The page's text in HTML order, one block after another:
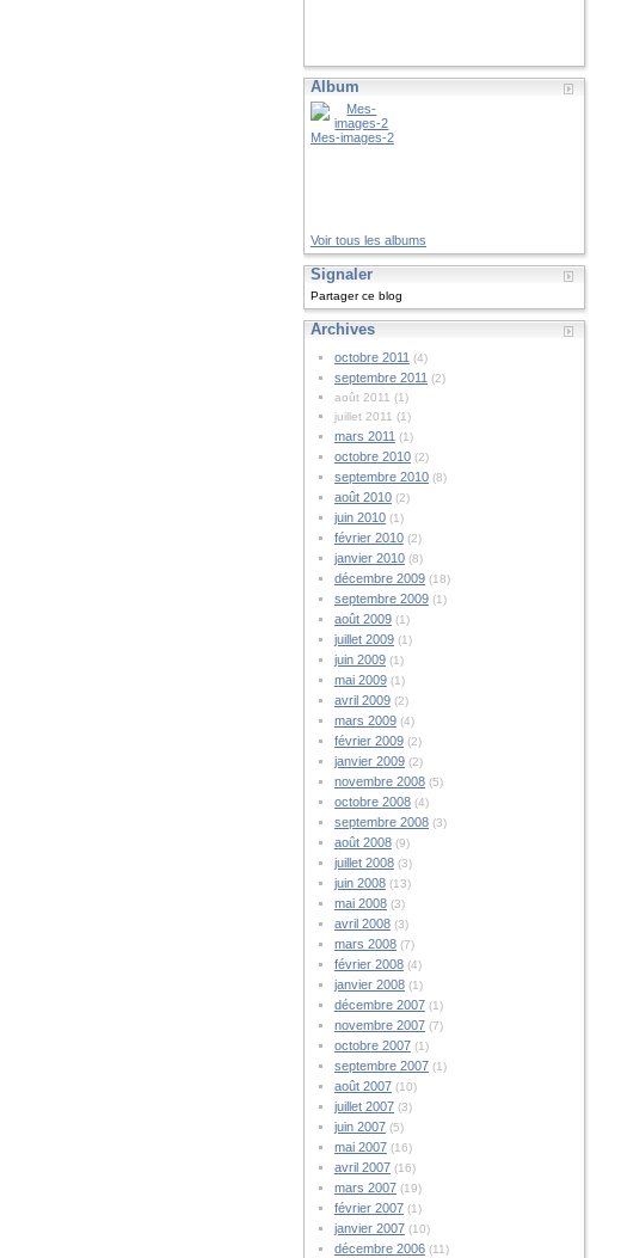
Album
Mes-images-2
Voir tous les albums
Signaler
Partager ce blog
Archives
octobre 2011 (4)
septembre 2011 (2)
août 2011 (1)
juillet 2011 (1)
mars 2011 (1)
octobre 2010(2)
septembre 2010(8)
août 2010(2)
juin 2010(1)
février 2010(2)
janvier 2010(8)
décembre 2009(18)
septembre 2009(1)
août 2009(1)
juillet 2009(1)
juin 2009(1)
mai 2009(1)
avril 2009(2)
mars 2009(4)
février 2009(2)
janvier 2009(2)
novembre 2008(5)
octobre 2008(4)
septembre 2008(3)
août 2008(9)
juillet 2008(3)
juin 2008(13)
mai 2008(3)
avril 2008(3)
mars 2008(7)
février 2008(4)
janvier 2008(1)
décembre 2007(1)
novembre 2007(7)
octobre 2007(1)
septembre 2007(1)
août 2007(10)
juillet 2007(3)
juin 2007(5)
mai 2007(16)
avril 2007(16)
mars 2007(19)
février 2007(1)
janvier 2007(10)
décembre 2006(11)